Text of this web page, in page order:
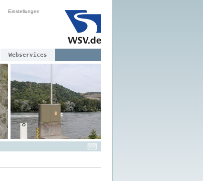
Einstellungen
Webservices